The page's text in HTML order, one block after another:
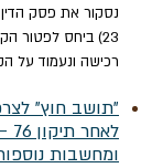
נסקור את פסק הדין
23)
רכישה ונעמוד על
"תושב חוץ"
ומחשבות